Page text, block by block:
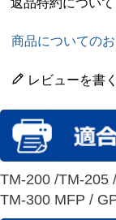
返品特約について
商品についての
レビューを書く
TM-200 /TM-205
TM-300 MFP /